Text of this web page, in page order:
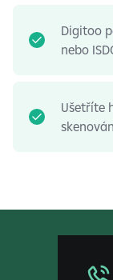
Digitoo
nebo
Ušetříte